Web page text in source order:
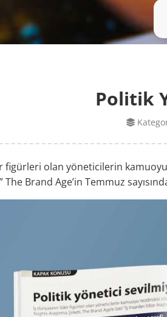
Politik
figürleri olan yöneticilerin
The Brand Age’in Temmuz